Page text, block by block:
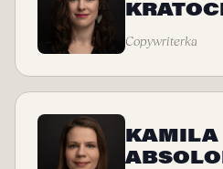
Copywriterka
KAMILA